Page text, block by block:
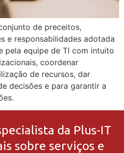
de preceitos,
e responsabilidades adotada
pela equipe de TI com intuito
coordenar
de recursos, dar
decisões e para garantir a
da Plus-IT
sobre serviços e